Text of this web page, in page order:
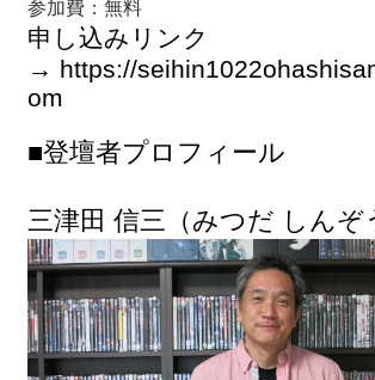
プ
参加費：無料
申し込みリンク
→ https://
om
■登壇者プロフィール
三津田 信三（みつだ しんぞ